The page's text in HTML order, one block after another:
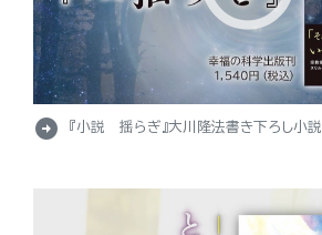
arrow_circle_right 『小説 揺らぎ』大川隆法書き下ろし小説